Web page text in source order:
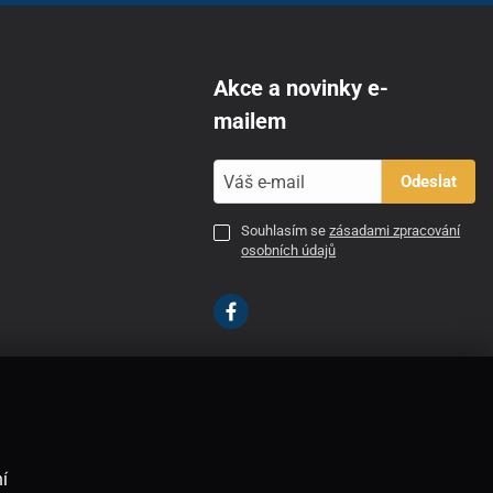
Akce a novinky e-
mailem
Odeslat
Souhlasím sezásadami zpracování
osobních údajů